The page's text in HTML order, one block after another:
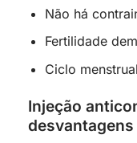
Não há
Fertilidade
Ciclo
Injeção
desvantagens